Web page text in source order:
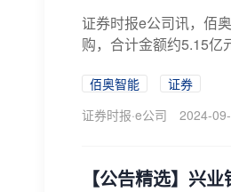
证券时报e公司讯，佰
购，合计金额约5.15亿
佰奥智能
证券
证券时报·e公司
2024-
【公告精选】兴